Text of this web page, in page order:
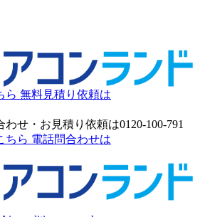
無料見積り依頼は
電話問合わせは